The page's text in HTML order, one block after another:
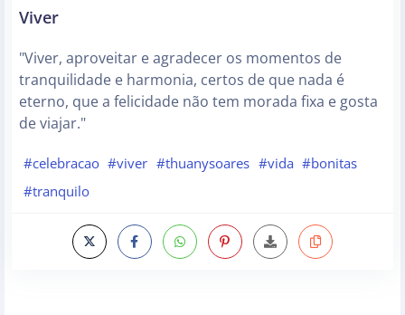
Viver
"Viver, aproveitar e agradecer os momentos de
tranquilidade e harmonia, certos de que nada é
eterno, que a felicidade não tem morada fixa e gosta
de viajar."
#celebracao #viver #thuanysoares #vida #bonitas
#tranquilo